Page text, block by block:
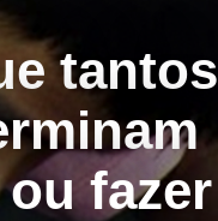
tantos
fazer